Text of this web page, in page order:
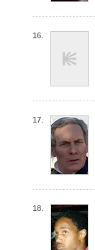
16.
17.
18.